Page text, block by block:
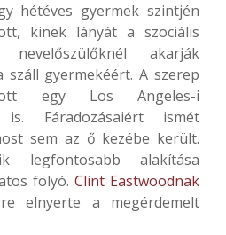
hétéves gyermek szintjén
kinek lányát a szociális
akarják
száll gyermekéért. A szerep
egy Los Angeles-i
is. Fáradozásaiért ismét
sem az ő kezébe került.
legfontosabb alakítása
folyó. Clint Eastwoodnak
elnyerte a megérdemelt